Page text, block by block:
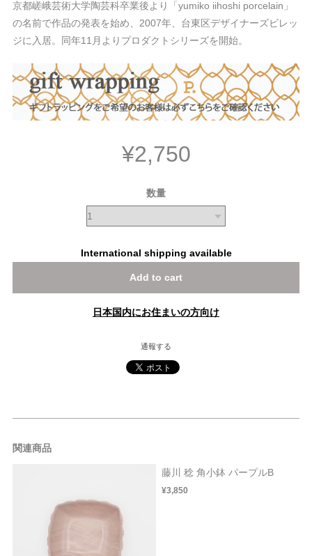
京都嵯峨芸術大学陶芸科卒業後より「yumiko iihoshi porcelain」
の名前で作品の発表を始め、2007年、台東区デザイナーズビレッ
ジに入居。同年11月よりプロダクトシリーズを開始。
¥2,750
数量
International shipping available
Add to cart
日本国内にお住まいの方向け
通報する
関連商品
藤川 稔 角小鉢 パープルB
¥3,850